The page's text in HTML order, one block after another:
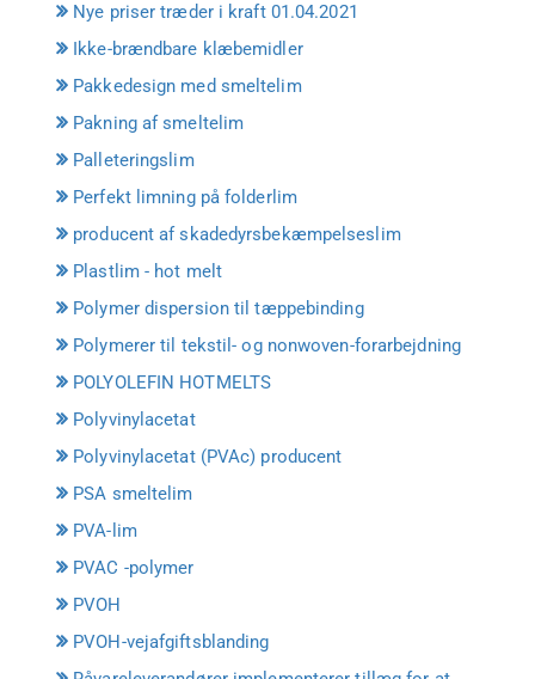
Nye priser træder i kraft 01.04.2021
Ikke-brændbare klæbemidler
Pakkedesign med smeltelim
Pakning af smeltelim
Palleteringslim
Perfekt limning på folderlim
producent af skadedyrsbekæmpelseslim
Plastlim - hot melt
Polymer dispersion til tæppebinding
Polymerer til tekstil- og nonwoven-forarbejdning
POLYOLEFIN HOTMELTS
Polyvinylacetat
Polyvinylacetat (PVAc) producent
PSA smeltelim
PVA-lim
PVAC -polymer
PVOH
PVOH-vejafgiftsblanding